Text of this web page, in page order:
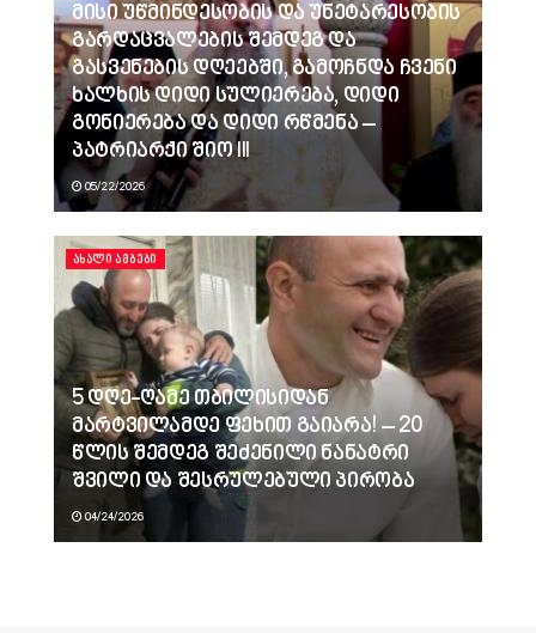
მისი უწმინდესობის და უნეტარესობის
გარდაცვალების შემდეგ და
გასვენების დღეებში, გამოჩნდა ჩვენი
ხალხის დიდი სულიერება, დიდი
გონიერება და დიდი რწმენა –
პატრიარქი შიო III
05/22/2026
ᲐᲮᲐᲚᲘ ᲐᲛᲑᲔᲑᲘ
5 დღე-ღამე თბილისიდან
მარტვილამდე ფეხით გაიარა! – 20
წლის შემდეგ შეძენილი ნანატრი
შვილი და შესრულებული პირობა
04/24/2026